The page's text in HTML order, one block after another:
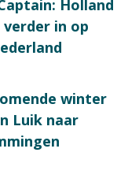
Holland
in op
winter
Luik naar